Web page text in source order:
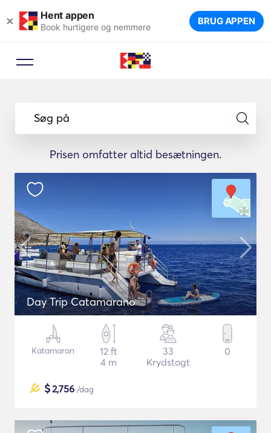
× Hent appen
Book hurtigere og nemmere BRUG APPEN
Søg på
Prisen omfatter altid besætningen.
Day Trip Catamarano
Katamaran
12 ft
4 m
33
Krydstogt
0
$2,756 /dag